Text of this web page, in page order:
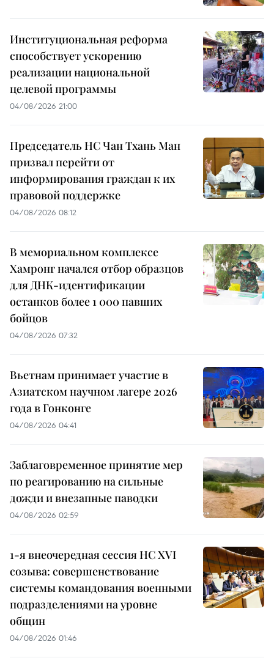
Институциональная реформа
способствует ускорению
реализации национальной
целевой программы
04/08/2026 21:00
Председатель НС Чан Тхань Ман
призвал перейти от
информирования граждан к их
правовой поддержке
04/08/2026 08:12
В мемориальном комплексе
Хамронг начался отбор образцов
для ДНК-идентификации
останков более 1 000 павших
бойцов
04/08/2026 07:32
Вьетнам принимает участие в
Азиатском научном лагере 2026
года в Гонконге
04/08/2026 04:41
Заблаговременное принятие мер
по реагированию на сильные
дожди и внезапные паводки
04/08/2026 02:59
1-я внеочередная сессия НС XVI
созыва: совершенствование
системы командования военными
подразделениями на уровне
общин
04/08/2026 01:46